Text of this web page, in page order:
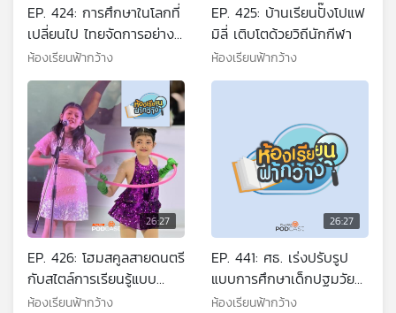
EP. 424: การศึกษาในโลกที่
เปลี่ยนไป ไทยจัดการอย่าง
ไ?
ห้องเรียนฟ้ากว้าง
EP. 425: บ้านเรียนปั๊งโปแฟ
มิลี่ เติบโตด้วยวิถีนักกีฬา
ห้องเรียนฟ้ากว้าง
26:27
EP. 426: โฮมสคูลสายดนตรี
กับสไตล์การเรียนรู้แบบ
ครอบครัว ณ ป้อมเพชร์
ห้องเรียนฟ้ากว้าง
26:27
EP. 441: ศธ. เร่งปรับรูป
แบบการศึกษาเด็กปฐมวัย
เพื่อกระตุ้นพัฒนาการ /
ห้องเรียนฟ้ากว้าง